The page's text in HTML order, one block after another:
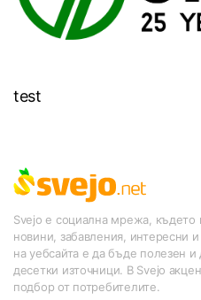
test
Svejo е социална мрежа, където
новини, забавления, интересни
на уебсайта е да бъде полезен
десетки източници. В Svejo
подбор от потребителите.